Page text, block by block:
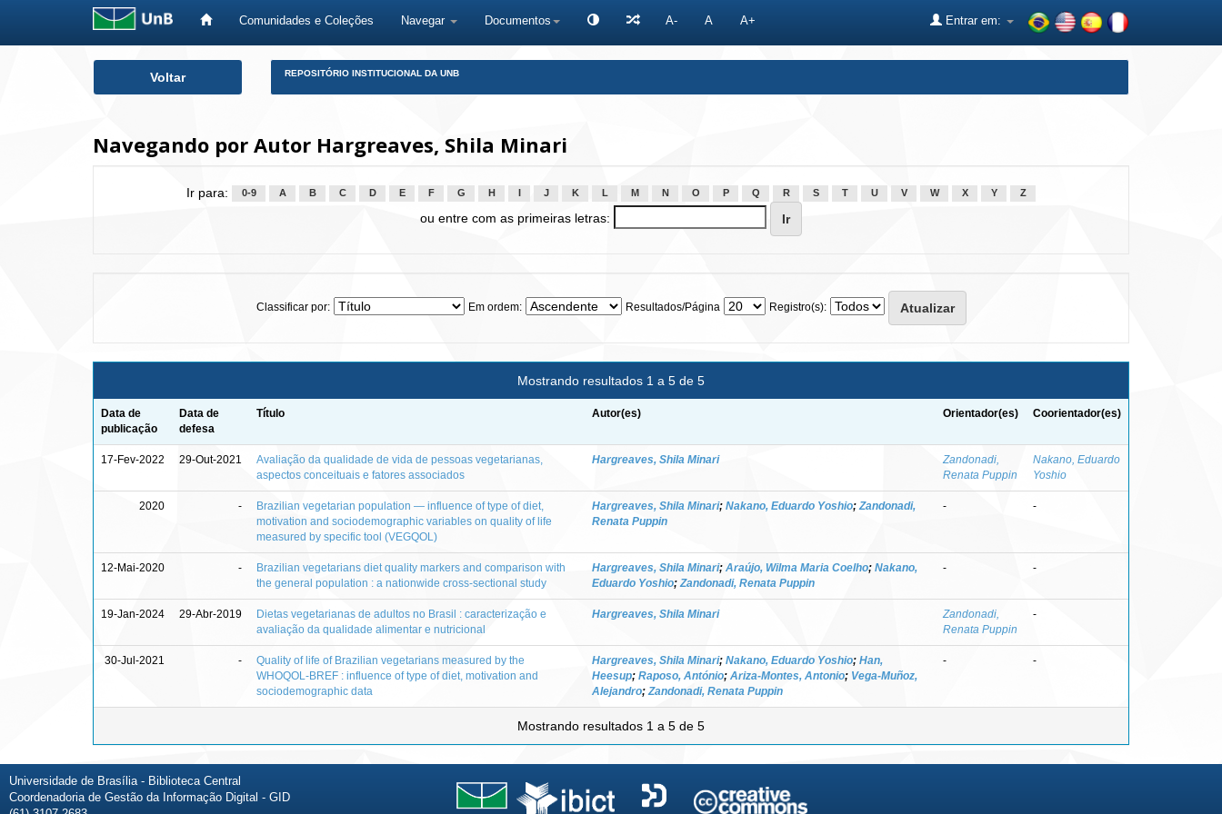
Comunidades e Coleções Navegar Documentos A- A A+ Entrar em:
Voltar REPOSITÓRIO INSTITUCIONAL DA UNB
Navegando por Autor Hargreaves, Shila Minari
Ir para: 0-9 A B C D E F G H J K L M N O P Q R S T U V W X Y Z
ou entre com as primeiras letras:
Classificar por: Em ordem: Resultados/Página Registro(s):
Mostrando resultados 1 a 5 de 5
Data de
publicação
Data de
defesa
Título Autor(es) Orientador(es) Coorientador(es)
17-Fev-2022 29-Out-2021
Avaliação da qualidade de vida de pessoas vegetarianas,
aspectos conceituais e fatores associados
Hargreaves, Shila Minari
Zandonadi,
Renata Puppin
Nakano, Eduardo
Yoshio
2020 -
Brazilian vegetarian population — influence of type of diet,
motivation and sociodemographic variables on quality of life
measured by specific tool (VEGQOL)
Hargreaves, Shila Minari; Nakano, Eduardo Yoshio; Zandonadi,
Renata Puppin
- -
12-Mai-2020 -
Brazilian vegetarians diet quality markers and comparison with
the general population : a nationwide cross-sectional study
Hargreaves, Shila Minari; Araújo, Wilma Maria Coelho; Nakano,
Eduardo Yoshio; Zandonadi, Renata Puppin
- -
19-Jan-2024 29-Abr-2019
Dietas vegetarianas de adultos no Brasil : caracterização e
avaliação da qualidade alimentar e nutricional
Hargreaves, Shila Minari
Zandonadi,
Renata Puppin
-
30-Jul-2021 -
Quality of life of Brazilian vegetarians measured by the
WHOQOL-BREF : influence of type of diet, motivation and
sociodemographic data
Hargreaves, Shila Minari; Nakano, Eduardo Yoshio; Han,
Heesup; Raposo, António; Ariza-Montes, Antonio; Vega-Muñoz,
Alejandro; Zandonadi, Renata Puppin
- -
Mostrando resultados 1 a 5 de 5
Universidade de Brasília - Biblioteca Central
Coordenadoria de Gestão da Informação Digital - GID